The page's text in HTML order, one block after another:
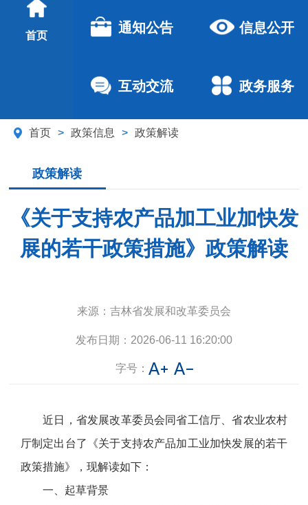
首页
通知公告 信息公开
互动交流 政务服务
首页 > 政策信息 > 政策解读
政策解读
《关于支持农产品加工业加快发
展的若干政策措施》政策解读
来源： 吉林省发展和改革委员会
发布日期： 2026-06-11 16:20:00
字号：
近日，省发展改革委员会同省工信厅、省农业农村
厅制定出台了《关于支持农产品加工业加快发展的若干
政策措施》，现解读如下：
一、起草背景